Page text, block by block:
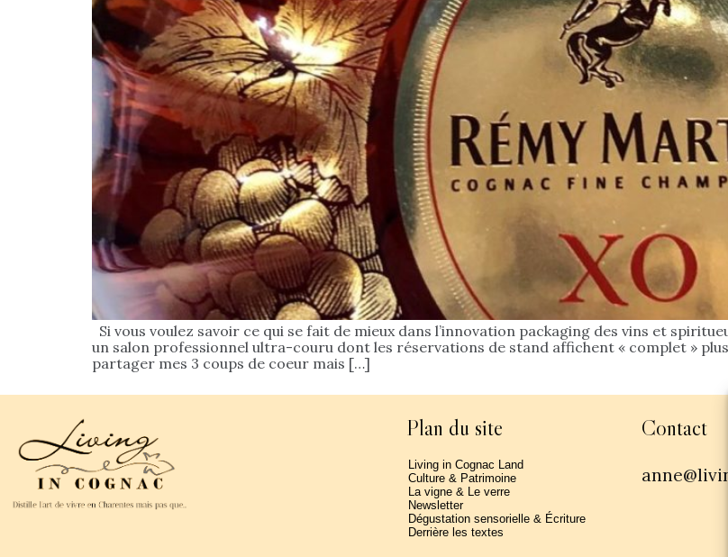
Si vous voulez savoir ce qui se fait de mieux dans l’innovation packaging des vins et
un salon professionnel ultra-couru dont les réservations de stand affichent « complet »
partager mes 3 coups de coeur mais […]
Plan du site
Living in Cognac Land
Culture & Patrimoine
La vigne & Le verre
Newsletter
Dégustation sensorielle & Écriture
Derrière les textes
Contact